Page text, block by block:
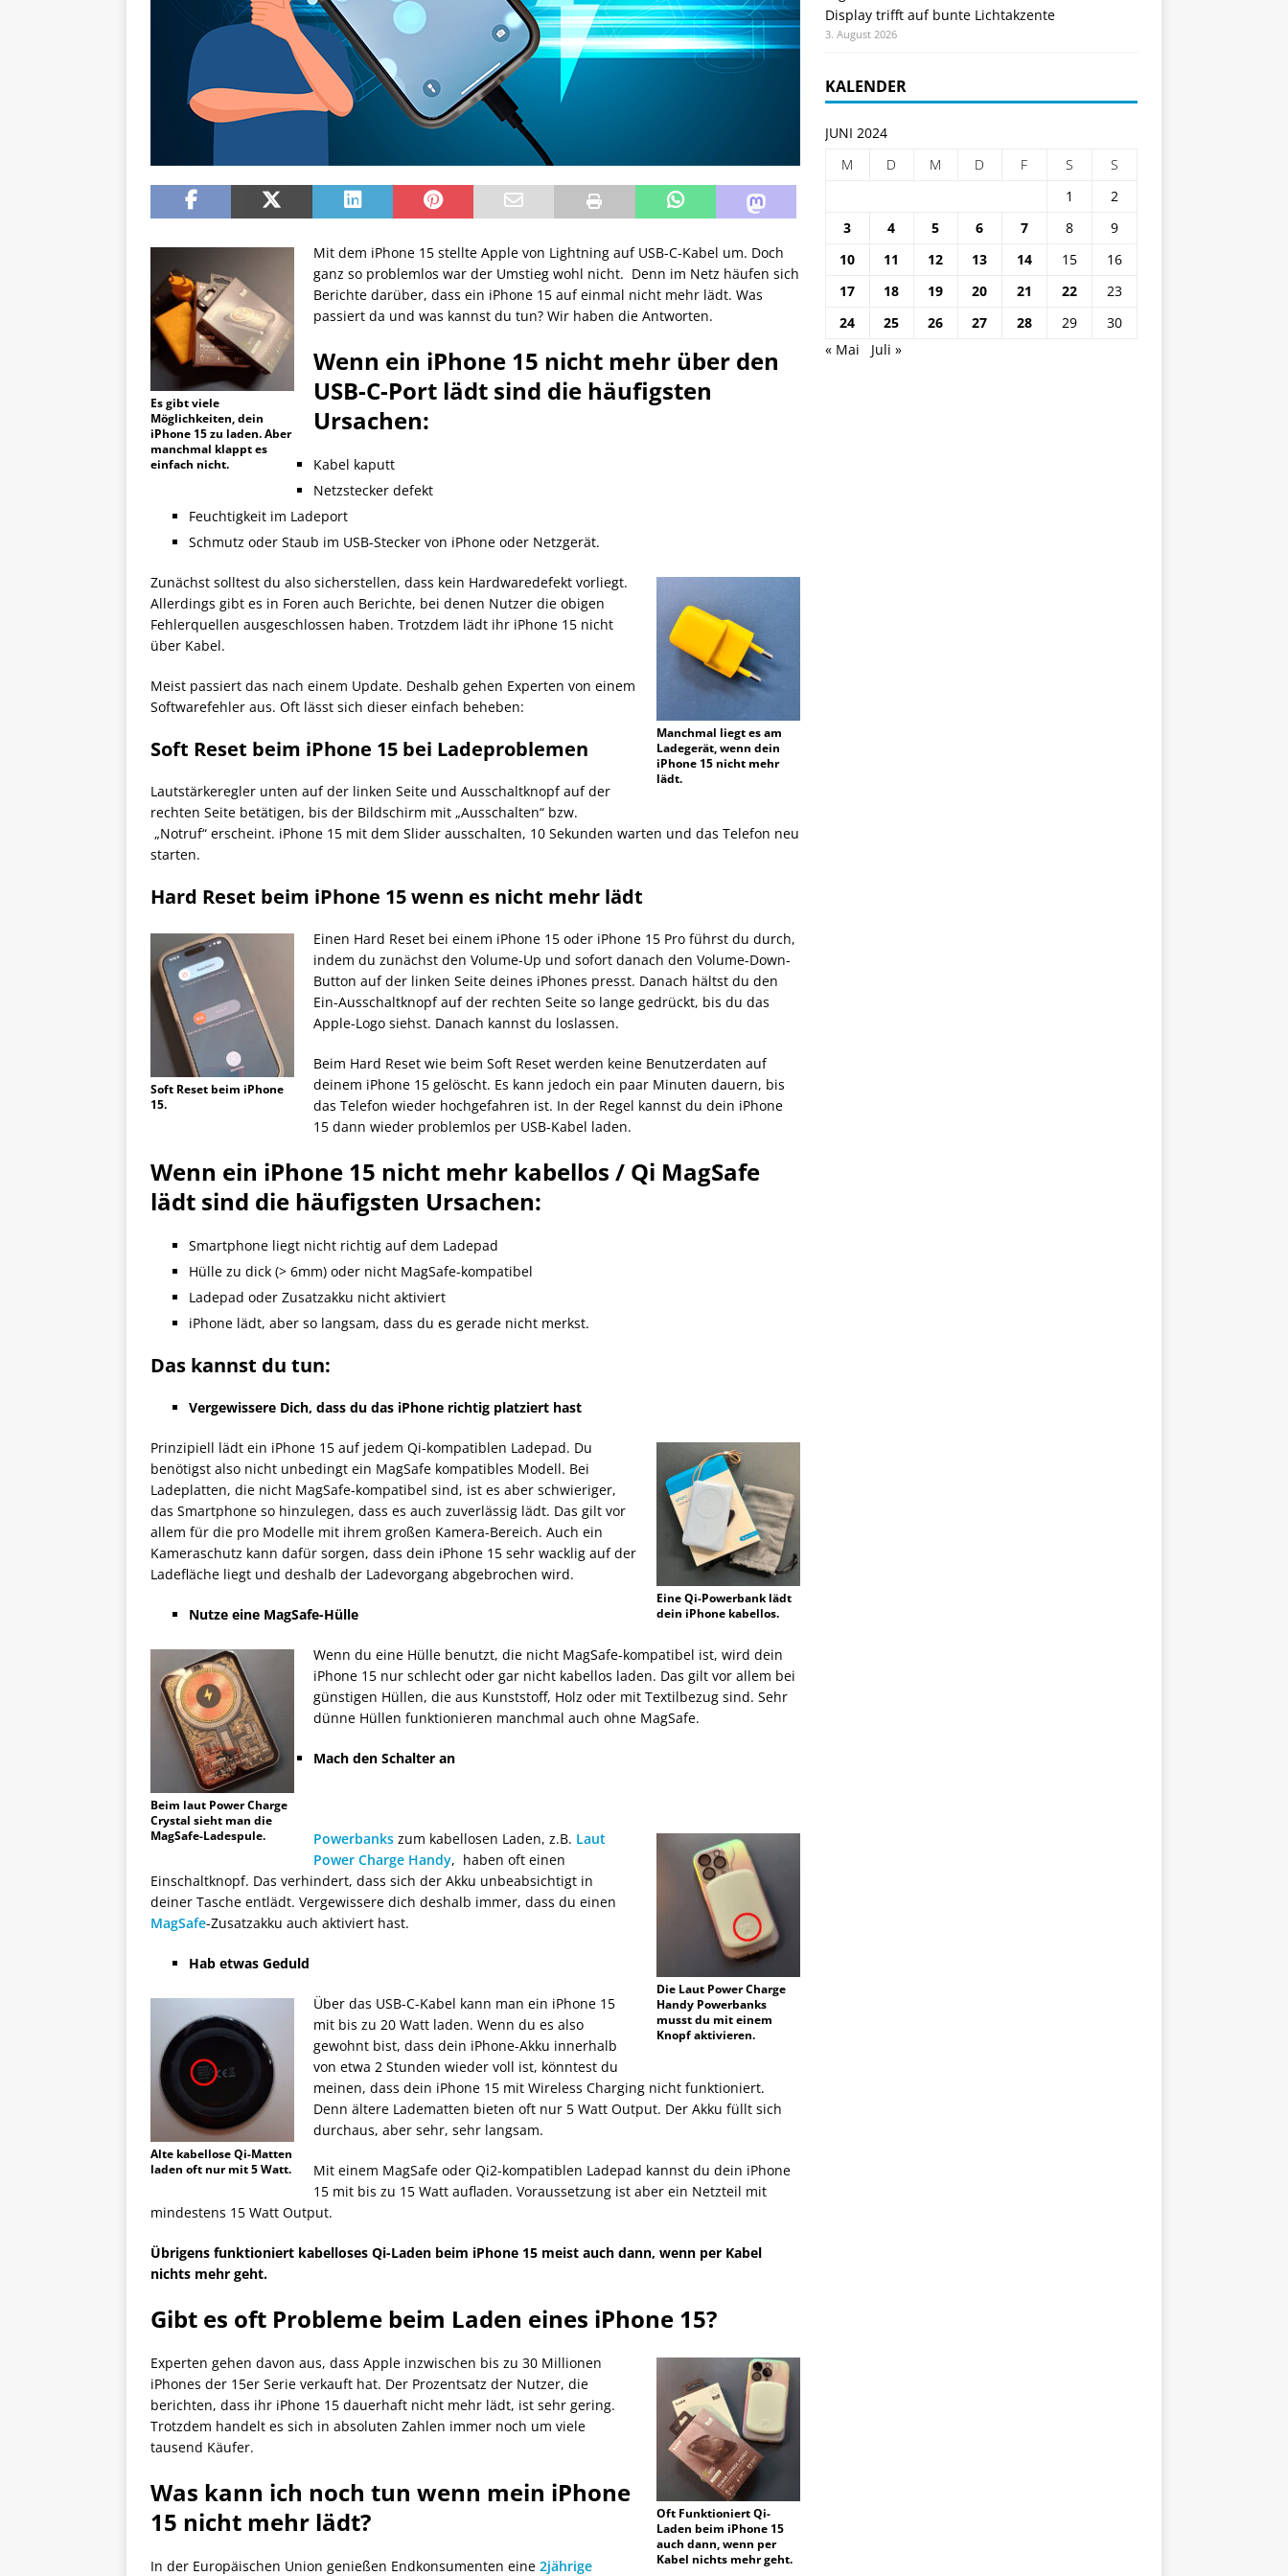
Es gibt viele
Möglichkeiten, dein
iPhone 15 zu laden. Aber
manchmal klappt es
einfach nicht.
Mit dem iPhone 15 stellte Apple von Lightning auf USB-C-Kabel um. Doch
ganz so problemlos war der Umstieg wohl nicht. Denn im Netz häufen sich
Berichte darüber, dass ein iPhone 15 auf einmal nicht mehr lädt. Was
passiert da und was kannst du tun? Wir haben die Antworten.
Wenn ein iPhone 15 nicht mehr über den
USB-C-Port lädt sind die häufigsten
Ursachen:
Kabel kaputt
Netzstecker defekt
Feuchtigkeit im Ladeport
Schmutz oder Staub im USB-Stecker von iPhone oder Netzgerät.
Manchmal liegt es am
Ladegerät, wenn dein
iPhone 15 nicht mehr
lädt.
Zunächst solltest du also sicherstellen, dass kein Hardwaredefekt vorliegt.
Allerdings gibt es in Foren auch Berichte, bei denen Nutzer die obigen
Fehlerquellen ausgeschlossen haben. Trotzdem lädt ihr iPhone 15 nicht
über Kabel.
Meist passiert das nach einem Update. Deshalb gehen Experten von einem
Softwarefehler aus. Oft lässt sich dieser einfach beheben:
Soft Reset beim iPhone 15 bei Ladeproblemen
Lautstärkeregler unten auf der linken Seite und Ausschaltknopf auf der
rechten Seite betätigen, bis der Bildschirm mit „Ausschalten“ bzw.
„Notruf“ erscheint. iPhone 15 mit dem Slider ausschalten, 10 Sekunden warten und das Telefon neu
starten.
Hard Reset beim iPhone 15 wenn es nicht mehr lädt
Soft Reset beim iPhone
15.
Einen Hard Reset bei einem iPhone 15 oder iPhone 15 Pro führst du durch,
indem du zunächst den Volume-Up und sofort danach den Volume-Down-
Button auf der linken Seite deines iPhones presst. Danach hältst du den
Ein-Ausschaltknopf auf der rechten Seite so lange gedrückt, bis du das
Apple-Logo siehst. Danach kannst du loslassen.
Beim Hard Reset wie beim Soft Reset werden keine Benutzerdaten auf
deinem iPhone 15 gelöscht. Es kann jedoch ein paar Minuten dauern, bis
das Telefon wieder hochgefahren ist. In der Regel kannst du dein iPhone
15 dann wieder problemlos per USB-Kabel laden.
Wenn ein iPhone 15 nicht mehr kabellos / Qi MagSafe
lädt sind die häufigsten Ursachen:
Smartphone liegt nicht richtig auf dem Ladepad
Hülle zu dick (> 6mm) oder nicht MagSafe-kompatibel
Ladepad oder Zusatzakku nicht aktiviert
iPhone lädt, aber so langsam, dass du es gerade nicht merkst.
Das kannst du tun:
Vergewissere Dich, dass du das iPhone richtig platziert hast
Eine Qi-Powerbank lädt
dein iPhone kabellos.
Prinzipiell lädt ein iPhone 15 auf jedem Qi-kompatiblen Ladepad. Du
benötigst also nicht unbedingt ein MagSafe kompatibles Modell. Bei
Ladeplatten, die nicht MagSafe-kompatibel sind, ist es aber schwieriger,
das Smartphone so hinzulegen, dass es auch zuverlässig lädt. Das gilt vor
allem für die pro Modelle mit ihrem großen Kamera-Bereich. Auch ein
Kameraschutz kann dafür sorgen, dass dein iPhone 15 sehr wacklig auf der
Ladefläche liegt und deshalb der Ladevorgang abgebrochen wird.
Nutze eine MagSafe-Hülle
Beim laut Power Charge
Crystal sieht man die
MagSafe-Ladespule.
Wenn du eine Hülle benutzt, die nicht MagSafe-kompatibel ist, wird dein
iPhone 15 nur schlecht oder gar nicht kabellos laden. Das gilt vor allem bei
günstigen Hüllen, die aus Kunststoff, Holz oder mit Textilbezug sind. Sehr
dünne Hüllen funktionieren manchmal auch ohne MagSafe.
Mach den Schalter an
Die Laut Power Charge
Handy Powerbanks
musst du mit einem
Knopf aktivieren.
Powerbanks zum kabellosen Laden, z.B. Laut
Power Charge Handy, haben oft einen
Einschaltknopf. Das verhindert, dass sich der Akku unbeabsichtigt in
deiner Tasche entlädt. Vergewissere dich deshalb immer, dass du einen
MagSafe-Zusatzakku auch aktiviert hast.
Hab etwas Geduld
Alte kabellose Qi-Matten
laden oft nur mit 5 Watt.
Über das USB-C-Kabel kann man ein iPhone 15
mit bis zu 20 Watt laden. Wenn du es also
gewohnt bist, dass dein iPhone-Akku innerhalb
von etwa 2 Stunden wieder voll ist, könntest du
meinen, dass dein iPhone 15 mit Wireless Charging nicht funktioniert.
Denn ältere Ladematten bieten oft nur 5 Watt Output. Der Akku füllt sich
durchaus, aber sehr, sehr langsam.
Mit einem MagSafe oder Qi2-kompatiblen Ladepad kannst du dein iPhone
15 mit bis zu 15 Watt aufladen. Voraussetzung ist aber ein Netzteil mit
mindestens 15 Watt Output.
Übrigens funktioniert kabelloses Qi-Laden beim iPhone 15 meist auch dann, wenn per Kabel
nichts mehr geht.
Gibt es oft Probleme beim Laden eines iPhone 15?
Oft Funktioniert Qi-
Laden beim iPhone 15
auch dann, wenn per
Kabel nichts mehr geht.
Experten gehen davon aus, dass Apple inzwischen bis zu 30 Millionen
iPhones der 15er Serie verkauft hat. Der Prozentsatz der Nutzer, die
berichten, dass ihr iPhone 15 dauerhaft nicht mehr lädt, ist sehr gering.
Trotzdem handelt es sich in absoluten Zahlen immer noch um viele
tausend Käufer.
Was kann ich noch tun wenn mein iPhone
15 nicht mehr lädt?
In der Europäischen Union genießen Endkonsumenten eine 2jährige
Display trifft auf bunte Lichtakzente
3. August 2026
KALENDER
JUNI 2024
M
D M D F S
S
1
2
3
4 5 6 7 8
9
10
11 12 13 14 15
16
17
18 19 20 21 22
23
24
25 26 27 28 29
30
« Mai
Juli »